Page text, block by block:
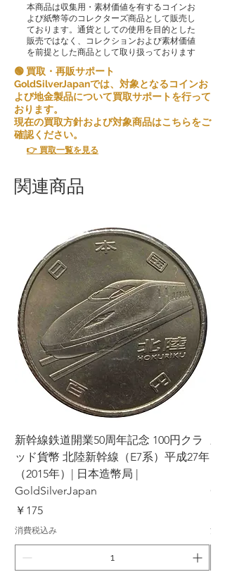
本商品は収集用・素材価値を有するコインお
よび紙幣等のコレクターズ商品として販売し
ております。通貨としての使用を目的とした
販売ではなく、コレクションおよび素材価値
を前提とした商品として取り扱っております
🟢 買取・再販サポート
GoldSilverJapanでは、対象となるコインお
よび地金製品について買取サポートを行って
おります。
現在の買取方針および対象商品はこちらをご
確認ください。
👉 買取一覧を見る
関連商品
新幹線鉄道開業50周年記念 100円クラ
ッド貨幣 北陸新幹線（E7系）平成27年
（2015年）| 日本造幣局 |
GoldSilverJapan
価格
￥175
消費税込み 消